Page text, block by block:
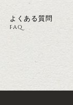
よくある質問
FAQ